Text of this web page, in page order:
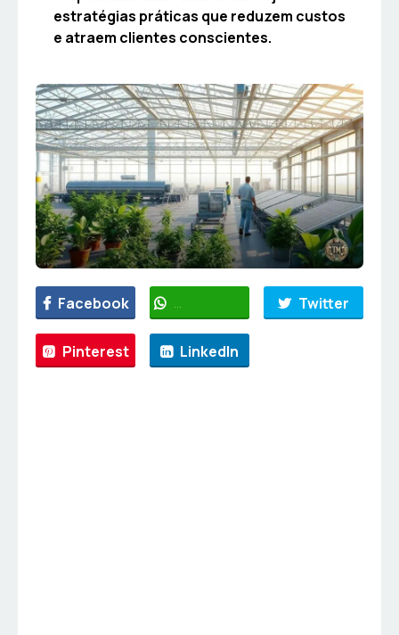
estratégias práticas que reduzem custos
e atraem clientes conscientes.
Facebook WhatsApp Twitter
Pinterest LinkedIn